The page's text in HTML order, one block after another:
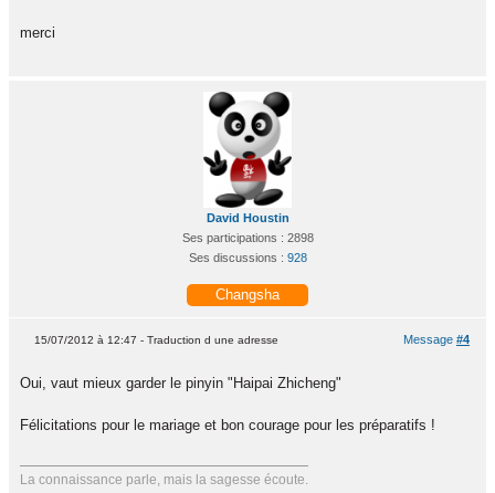
merci
David Houstin
Ses participations : 2898
Ses discussions : 928
Changsha
Message #4
15/07/2012 à 12:47 - Traduction d une adresse
Oui, vaut mieux garder le pinyin "Haipai Zhicheng"
Félicitations pour le mariage et bon courage pour les préparatifs !
La connaissance parle, mais la sagesse écoute.